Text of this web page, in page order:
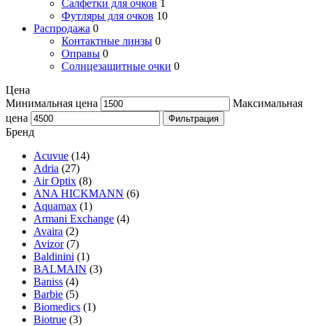
Салфетки для очков 1
Футляры для очков 10
Распродажа 0
Контактные линзы 0
Оправы 0
Солнцезащитные очки 0
Цена
Минимальная цена
Максимальная
цена
Фильтрация
Бренд
Acuvue (14)
Adria (27)
Air Optix (8)
ANA HICKMANN (6)
Aquamax (1)
Armani Exchange (4)
Avaira (2)
Avizor (7)
Baldinini (1)
BALMAIN (3)
Baniss (4)
Barbie (5)
Biomedics (1)
Biotrue (3)